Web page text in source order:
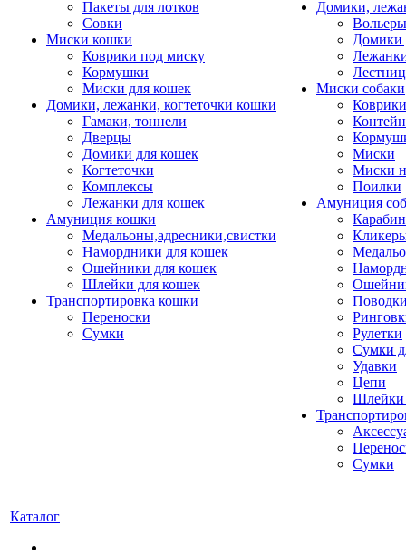
Пакеты для лотков
Совки
Миски кошки
Коврики под миску
Кормушки
Миски для кошек
Домики, лежанки, когтеточки кошки
Гамаки, тоннели
Дверцы
Домики для кошек
Когтеточки
Комплексы
Лежанки для кошек
Амуниция кошки
Медальоны,адресники,свистки
Намордники для кошек
Ошейники для кошек
Шлейки для кошек
Транспортировка кошки
Переноски
Сумки
Домики,
Домики
Миски собаки
Миски
Миски
Поилки
Амуниция
Рулетки
Сумки
Удавки
Цепи
Шлейки
Сумки
Каталог